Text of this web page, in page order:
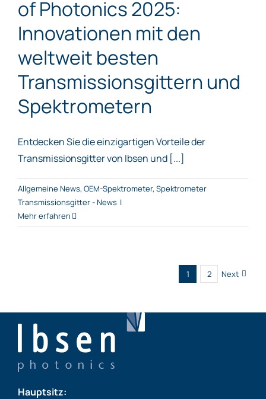
of Photonics 2025:
Innovationen mit den
weltweit besten
Transmissionsgittern und
Spektrometern
Entdecken Sie die einzigartigen Vorteile der
Transmissionsgitter von Ibsen und [...]
Allgemeine News, OEM-Spektrometer, Spektrometer
Transmissionsgitter - News |
Mehr erfahren
1 2 Next
Hauptsitz: